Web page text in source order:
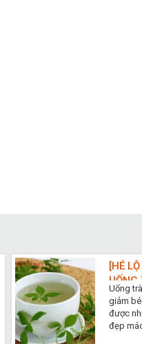
[HÉ
UỐNG
LAM
THẬT
Uống
giảm
được
đẹp